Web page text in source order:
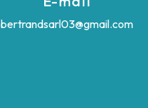
bertrandsarl03@gmail.com